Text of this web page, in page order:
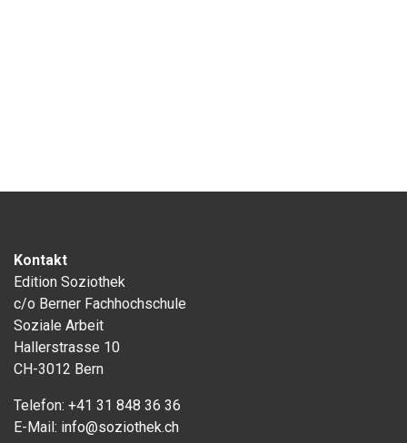
Kontakt
Edition Soziothek
c/o Berner Fachhochschule
Soziale Arbeit
Hallerstrasse 10
CH-3012 Bern
Telefon: +41 31 848 36 36
E-Mail: info@soziothek.ch